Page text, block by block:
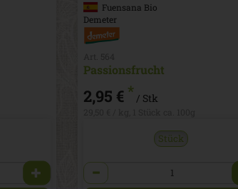
Fuensana Bio
Demeter
Passionsfrucht
2,95 € * / Stk
Stück
Anzahl